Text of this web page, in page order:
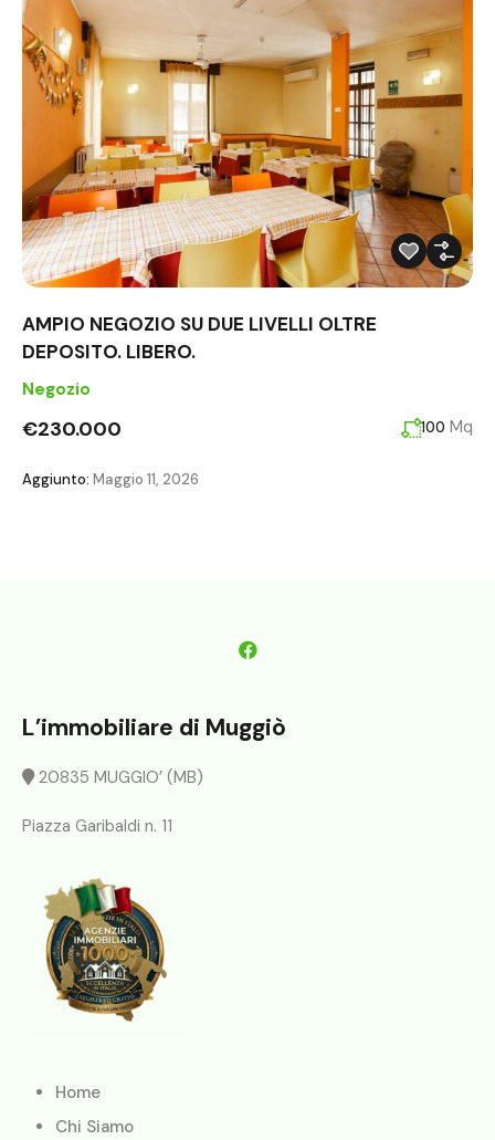
AMPIO NEGOZIO SU DUE LIVELLI OLTRE
DEPOSITO. LIBERO.
Negozio
€230.000 100 Mq
Aggiunto: Maggio 11, 2026
L’immobiliare di Muggiò
20835 MUGGIO’ (MB)
Piazza Garibaldi n. 11
Home
Chi Siamo